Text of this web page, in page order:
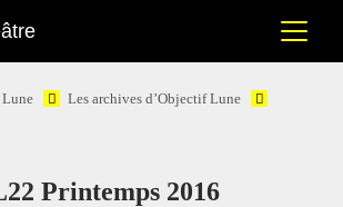
Les archives d’Objectif Lune
Printemps 2016